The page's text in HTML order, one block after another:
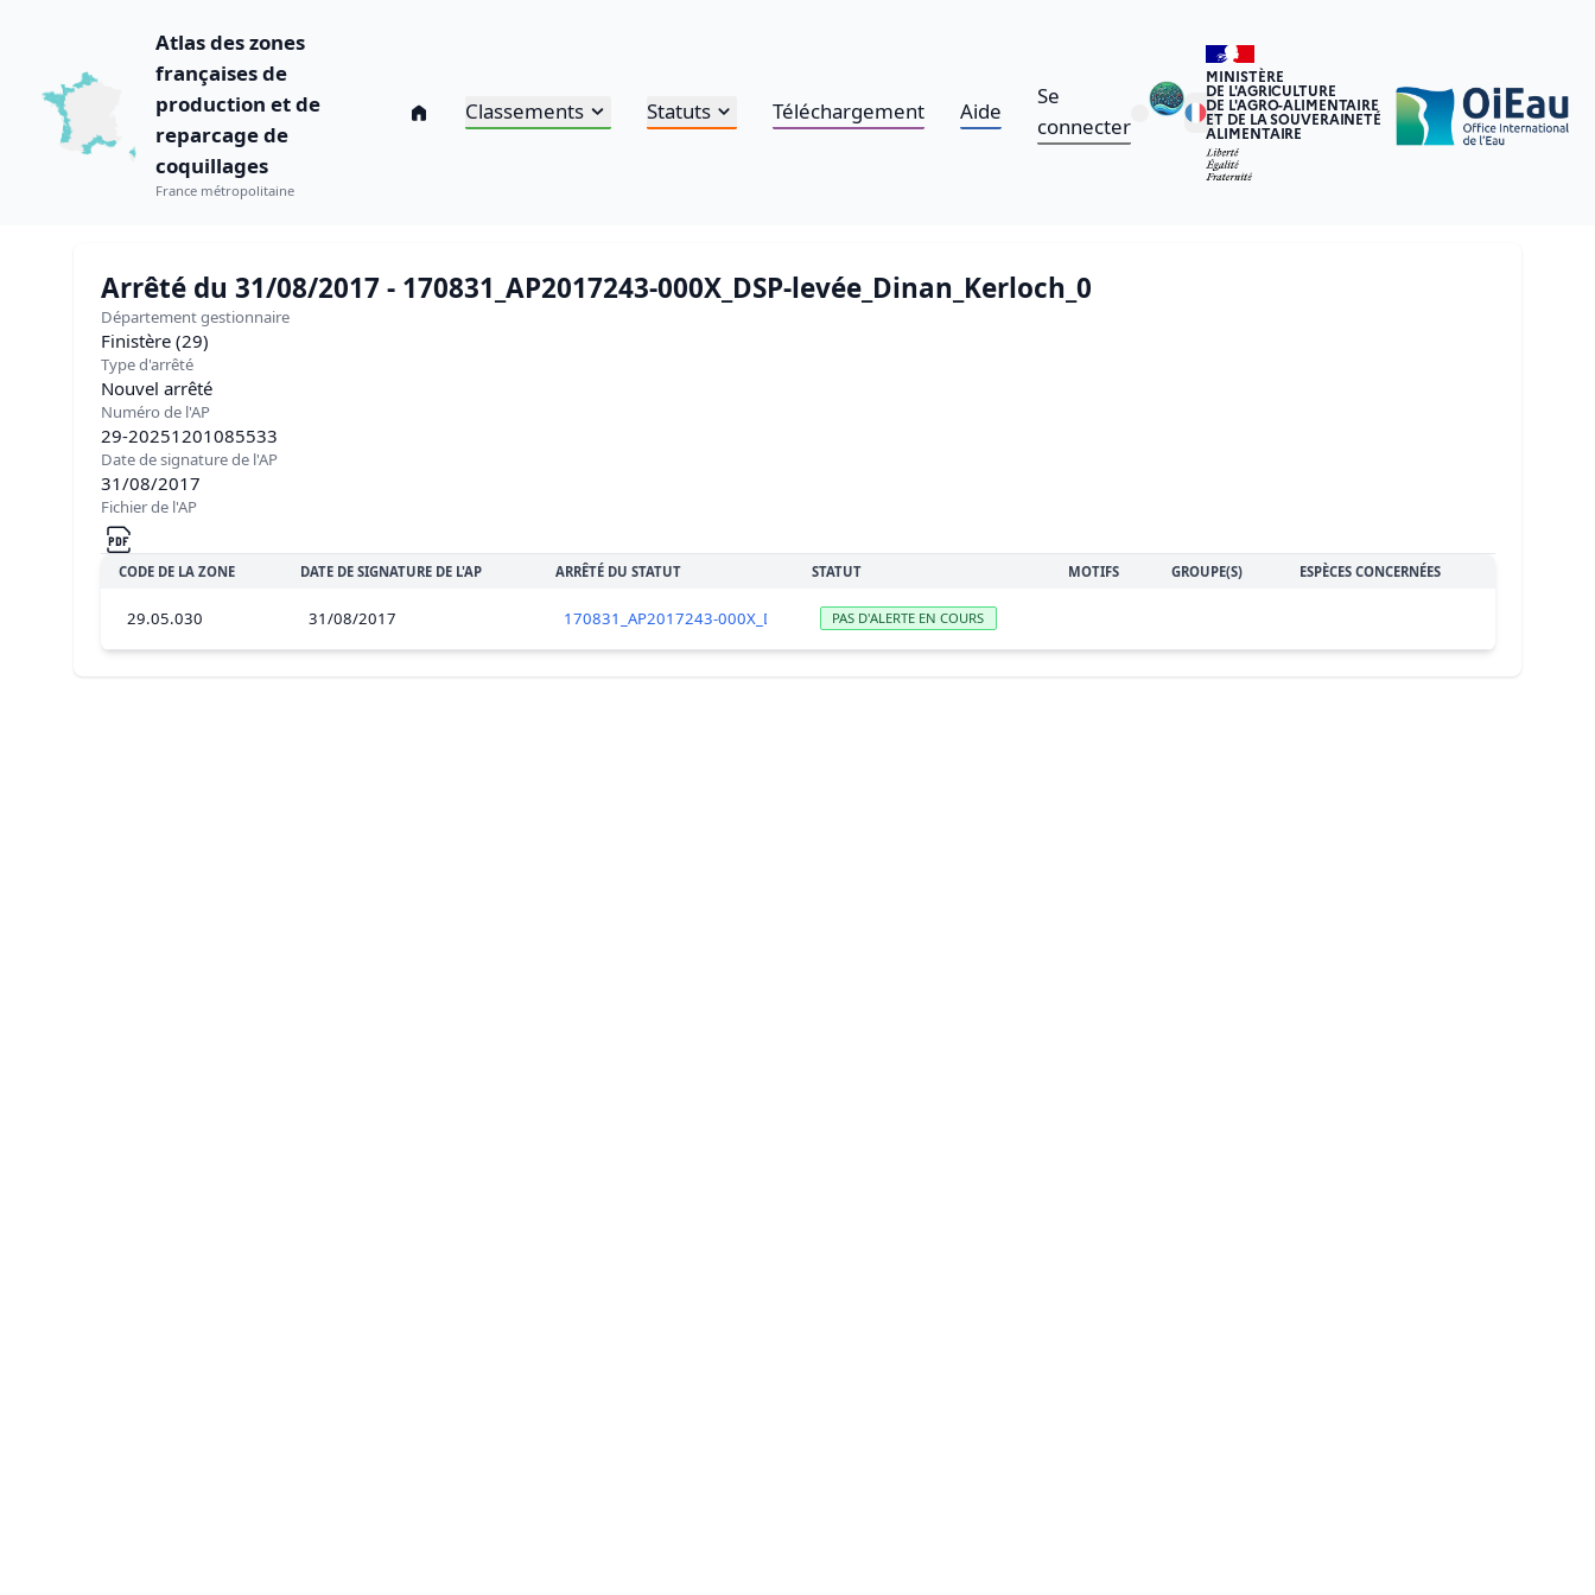
Atlas des zones
françaises de
production et de
reparcage de
coquillages
France métropolitaine
Classements Statuts Téléchargement Aide
Se
connecter
MINISTÈRE
DE L'AGRICULTURE
DE L'AGRO-ALIMENTAIRE
ET DE LA SOUVERAINETÉ
ALIMENTAIRE
Arrêté du 31/08/2017 - 170831_AP2017243-000X_DSP-levée_Dinan_Kerloch_0
Département gestionnaire
Finistère (29)
Type d'arrêté
Nouvel arrêté
Numéro de l'AP
29-20251201085533
Date de signature de l'AP
31/08/2017
Fichier de l'AP
CODE DE LA ZONE DATE DE SIGNATURE DE L'AP ARRÊTÉ DU STATUT STATUT MOTIFS GROUPE(S) ESPÈCES CONCERNÉES
29.05.030 31/08/2017 170831_AP2017243-000X_DSP-levée_Dinan_Kerloch_0
PAS D'ALERTE EN COURS